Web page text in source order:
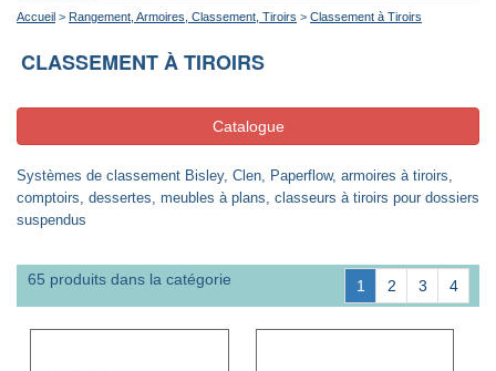
Accueil > Rangement, Armoires, Classement, Tiroirs > Classement à Tiroirs
CLASSEMENT À TIROIRS
Catalogue
Systèmes de classement Bisley, Clen, Paperflow, armoires à tiroirs,
comptoirs, dessertes, meubles à plans, classeurs à tiroirs pour dossiers
suspendus
65 produits dans la catégorie 1 2 3 4